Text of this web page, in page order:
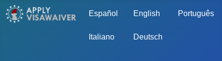
Sélectionnez votre langue
Español English Português
Italiano Deutsch